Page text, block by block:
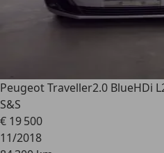
Peugeot Traveller2.0 BlueHDi
S&S
€ 19 500
11/2018